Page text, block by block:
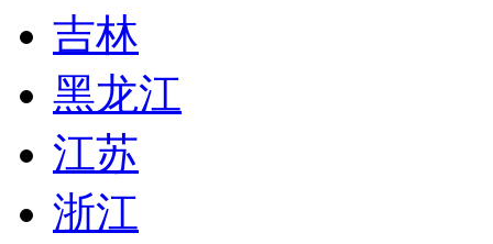
吉林
黑龙江
江苏
浙江